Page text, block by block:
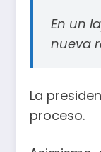
En un
nueva
La
proceso.